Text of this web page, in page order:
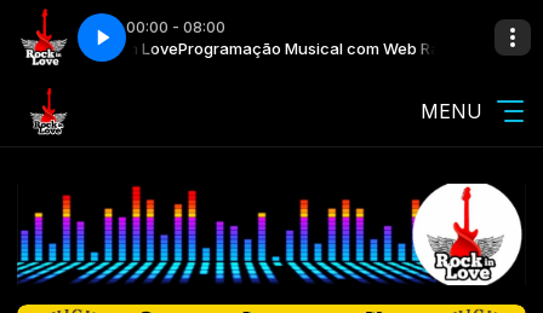
00:00 - 08:00
Rádio Rock in LoveProgramação Musical com Web Rádio Rock in
MENU